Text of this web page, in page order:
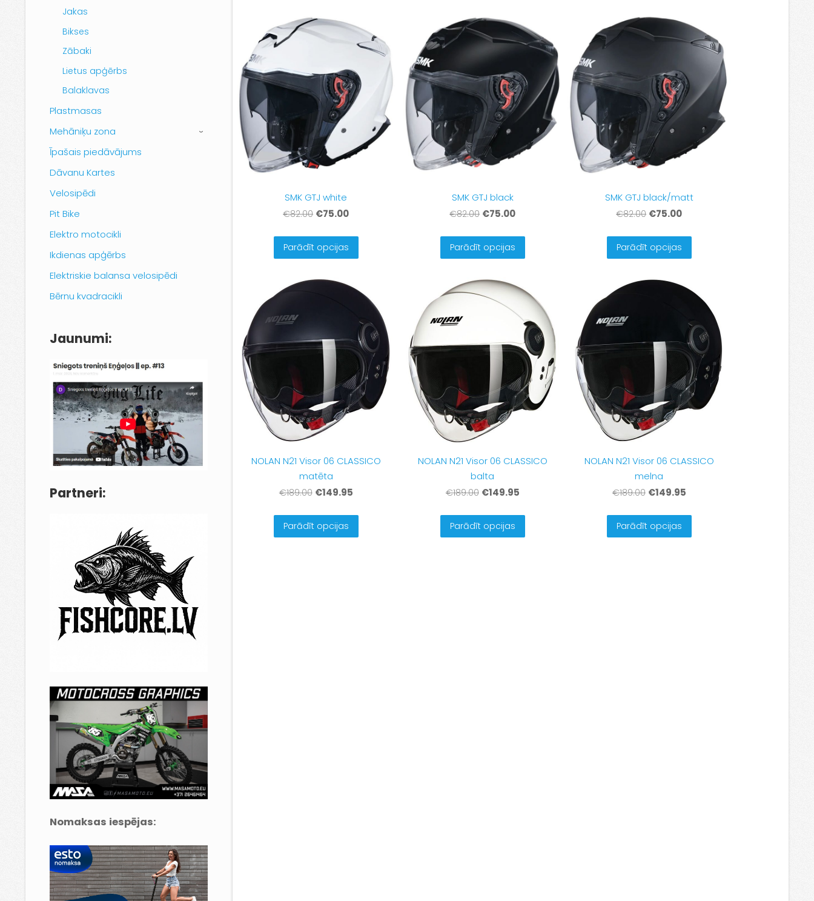
Jakas
Bikses
Zābaki
Lietus apģērbs
Balaklavas
Plastmasas
Mehāniķu zona
›
Īpašais piedāvājums
Dāvanu Kartes
Velosipēdi
Pit Bike
Elektro motocikli
Ikdienas apģērbs
Elektriskie balansa velosipēdi
Bērnu kvadracikli
Jaunumi:
Partneri:
Nomaksas iespējas:
SMK GTJ white
€82.00 €75.00
Parādīt opcijas
SMK GTJ black
€82.00 €75.00
Parādīt opcijas
SMK GTJ black/matt
€82.00 €75.00
Parādīt opcijas
NOLAN N21 Visor 06 CLASSICO
matēta
€189.00 €149.95
Parādīt opcijas
NOLAN N21 Visor 06 CLASSICO
balta
€189.00 €149.95
Parādīt opcijas
NOLAN N21 Visor 06 CLASSICO
melna
€189.00 €149.95
Parādīt opcijas